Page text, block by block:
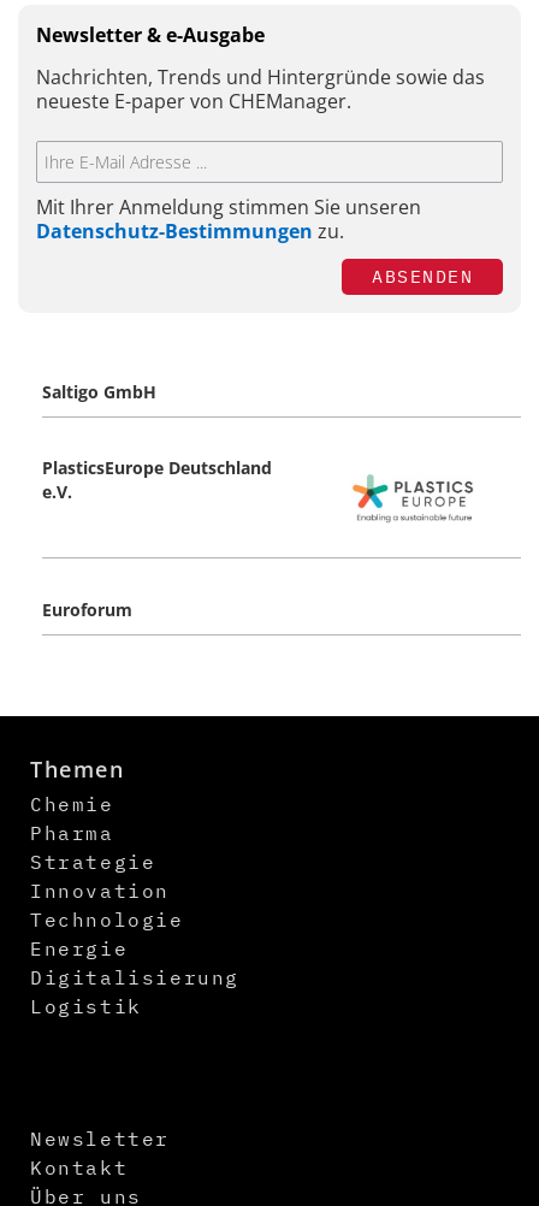
Newsletter & e-Ausgabe
Nachrichten, Trends und Hintergründe sowie das
neueste E-paper von CHEManager.
Mit Ihrer Anmeldung stimmen Sie unseren
Datenschutz-Bestimmungen zu.
ABSENDEN
Saltigo GmbH
PlasticsEurope Deutschland
e.V.
Euroforum
Themen
Chemie
Pharma
Strategie
Innovation
Technologie
Energie
Digitalisierung
Logistik
Newsletter
Kontakt
Über uns